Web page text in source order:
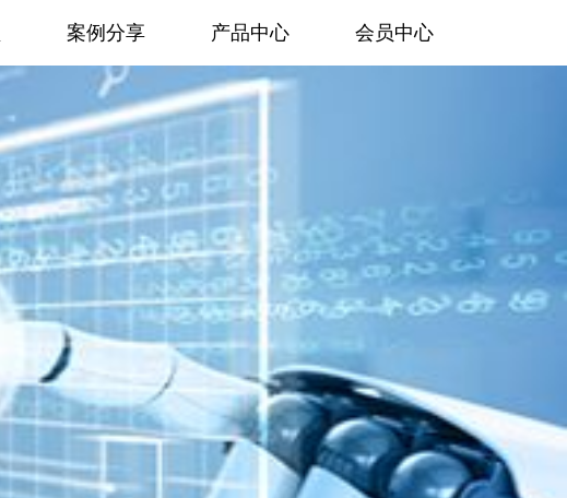
案例分享 产品中心 会员中心